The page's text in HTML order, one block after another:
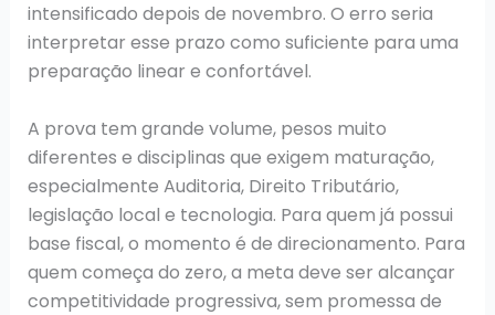
intensificado depois de novembro. O erro seria
interpretar esse prazo como suficiente para uma
preparação linear e confortável.
A prova tem grande volume, pesos muito
diferentes e disciplinas que exigem maturação,
especialmente Auditoria, Direito Tributário,
legislação local e tecnologia. Para quem já possui
base fiscal, o momento é de direcionamento. Para
quem começa do zero, a meta deve ser alcançar
competitividade progressiva, sem promessa de